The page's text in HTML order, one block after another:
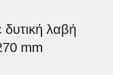
λαβή
mm